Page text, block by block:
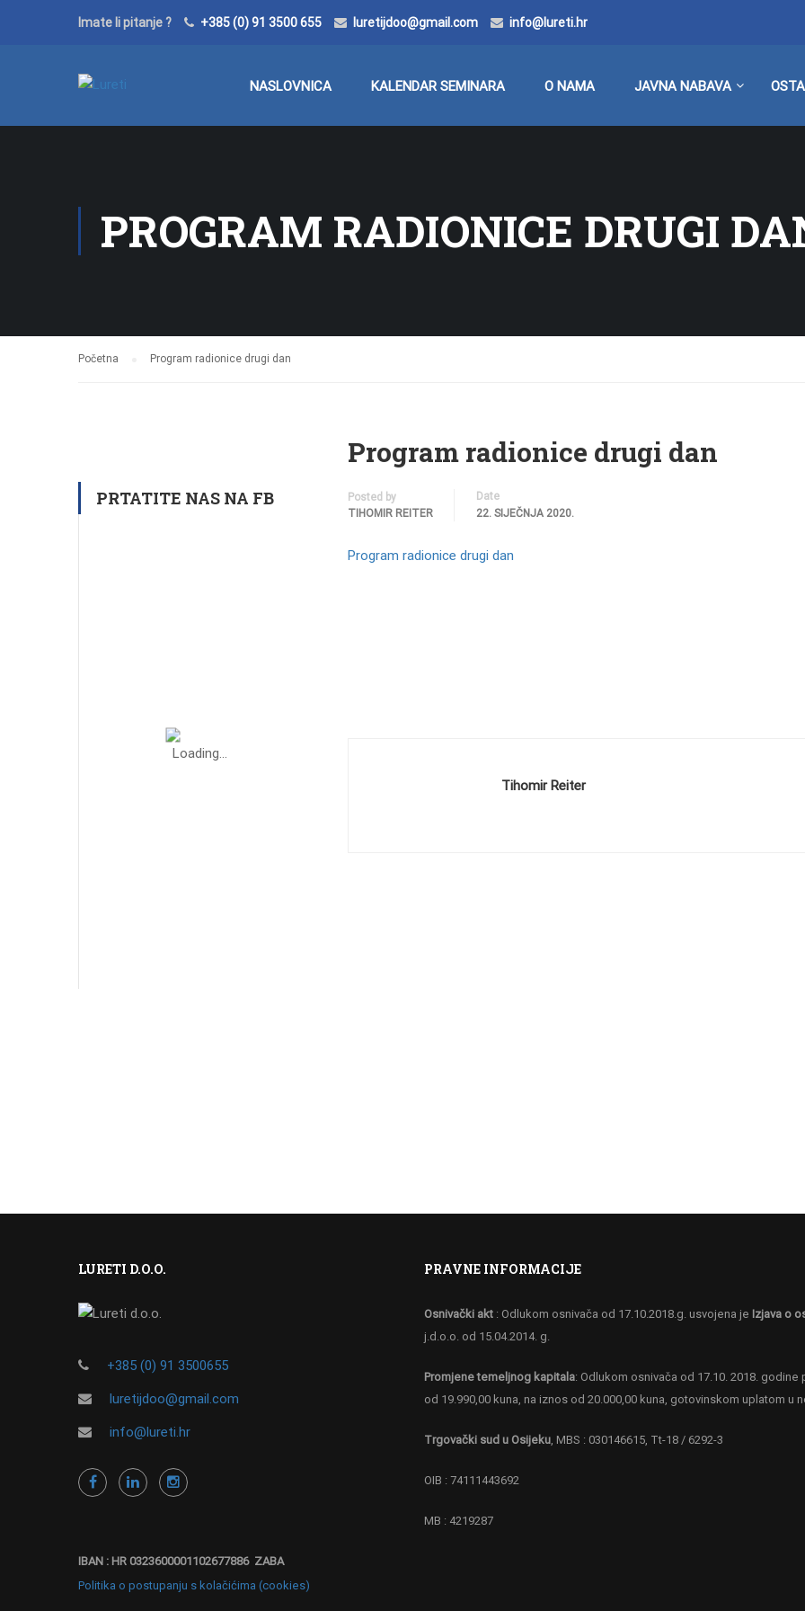
Imate li pitanje ? +385 (0) 91 3500 655 luretijdoo@gmail.com info@lureti.hr
NASLOVNICA KALENDAR SEMINARA O NAMA JAVNA NABAVA
PROGRAM RADIONICE DRUGI
Početna Program radionice drugi dan
Program radionice drugi dan
Posted by
TIHOMIR REITER
Date
22. SIJEČNJA 2020.
Program radionice drugi dan
Tihomir Reiter
PRTATITE NAS NA FB
LURETI D.O.O.
+385 (0) 91 3500655
luretijdoo@gmail.com
info@lureti.hr
PRAVNE INFORMACIJE
Osnivački akt: Odlukom osnivača od 17.10.2018.g. usvojena je Izjava o
j.d.o.o. od 15.04.2014. g.
Promjene temeljnog kapitala: Odlukom osnivača od 17.10. 2018.
od 19.990,00 kuna, na iznos od 20.000,00 kuna, gotovinskom uplatom u
Trgovački sud u Osijeku, MBS : 030146615, Tt-18 / 6292-3
OIB : 74111443692
MB : 4219287
IBAN : HR 0323600001102677886 ZABA
Politika o postupanju s kolačićima (cookies)